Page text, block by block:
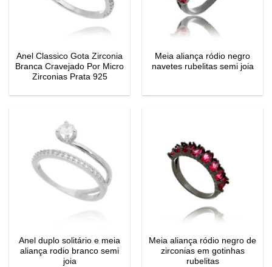
Anel Classico Gota Zirconia
Branca Cravejado Por Micro
Zirconias Prata 925
Meia aliança ródio negro
navetes rubelitas semi joia
Anel duplo solitário e meia
aliança rodio branco semi
joia
Meia aliança ródio negro de
zirconias em gotinhas
rubelitas